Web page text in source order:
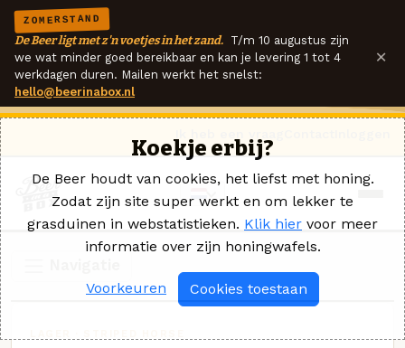
ZOMERSTAND
De Beer ligt met z'n voetjes in het zand. T/m 10 augustus zijn
we wat minder goed bereikbaar en kan je levering 1 tot 4
werkdagen duren. Mailen werkt het snelst:
hello@beerinabox.nl
×
Koekje erbij?
De Beer houdt van cookies, het liefst met honing.
Zodat zijn site super werkt en om lekker te
grasduinen in webstatistieken. Klik hier voor meer
informatie over zijn honingwafels.
Voorkeuren Cookies toestaan